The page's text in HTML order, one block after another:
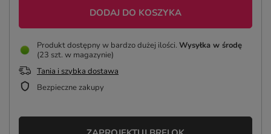
DODAJ DO KOSZYKA
Produkt dostępny w bardzo dużej ilości Wysyłka w środę
(23 szt. w magazynie)
Tania i szybka dostawa
Bezpieczne zakupy